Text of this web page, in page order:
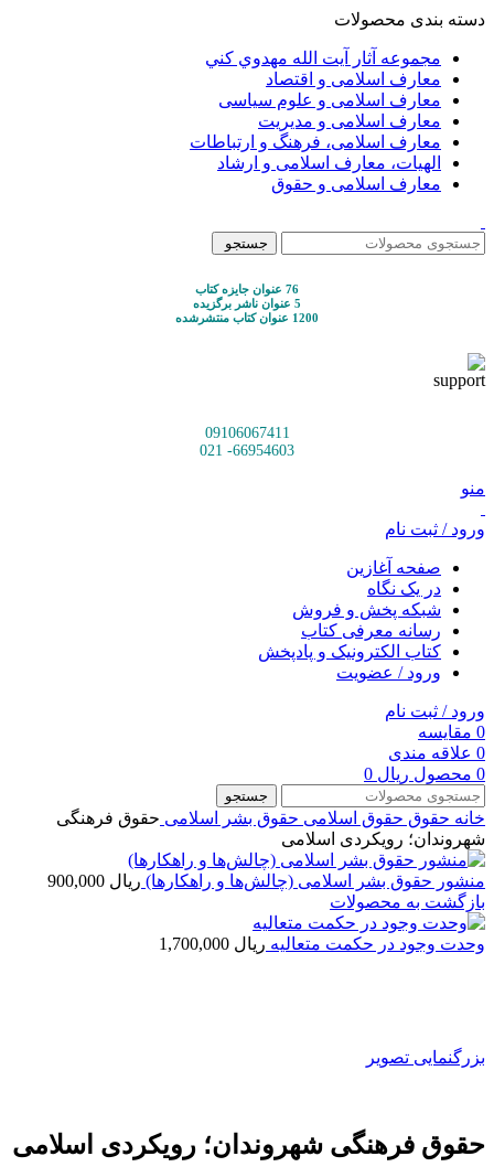
دسته بندی محصولات
مجموعه آثار آيت الله مهدوي كني
معارف اسلامی و اقتصاد
معارف اسلامی و علوم سیاسی
معارف اسلامی و مدیریت
معارف اسلامی، فرهنگ و ارتباطات
الهیات، معارف اسلامی و ارشاد
معارف اسلامی و حقوق
جستجو
76 عنوان جایزه کتاب
5 عنوان ناشر برگزیده
1200 عنوان کتاب منتشرشده
09106067411
66954603- 021
منو
ورود / ثبت نام
صفحه آغازین
در یک نگاه
شبکه پخش و فروش
رسانه معرفی کتاب
کتاب الکترونیک و پادپخش
ورود / عضویت
ورود / ثبت نام
0 مقایسه
0 علاقه مندی
0 محصول ریال
جستجو
خانه حقوق حقوق اسلامی حقوق بشر اسلامی حقوق فرهنگی
شهروندان؛ رویکردی اسلامی
منشور حقوق بشر اسلامی (چالش‌‌‌‌‌‌‌‌ها و راهکارها) ریال
بازگشت به محصولات
وحدت وجود در حکمت متعالیه ریال
بزرگنمایی تصویر
حقوق فرهنگی شهروندان؛ رویکردی اسلامی